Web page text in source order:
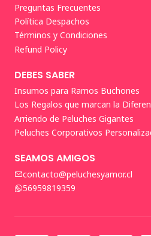
Preguntas Frecuentes
Política Despachos
Términos y Condiciones
Refund Policy
DEBES SABER
Insumos para Ramos Buchones
Los Regalos que marcan la
Arriendo de Peluches Gigantes
Peluches Corporativos
SEAMOS AMIGOS
contacto@peluchesyamor.cl
56959819359